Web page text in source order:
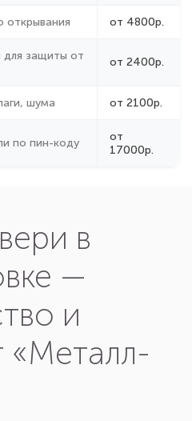
защиты от
от 2400р.
шума от 2100р.
по пин-коду
от
—
и
—